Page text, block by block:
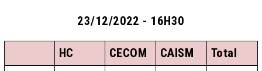
23/12/2022 - 16H30
HC CECOM CAISM
Total